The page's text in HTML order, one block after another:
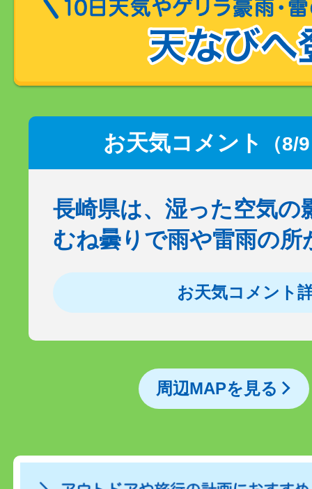
お天気コメント （8/
長崎県は、湿った空気の
むね曇りで雨や雷雨の
お天気コメント
周辺MAPを見る